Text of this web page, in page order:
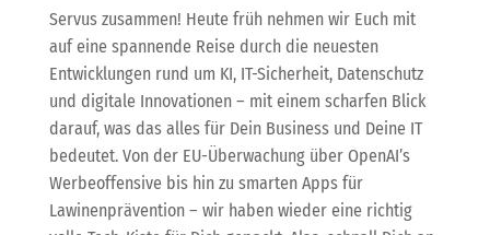
Servus zusammen! Heute früh nehmen wir Euch mit
auf eine spannende Reise durch die neuesten
Entwicklungen rund um KI, IT-Sicherheit, Datenschutz
und digitale Innovationen – mit einem scharfen Blick
darauf, was das alles für Dein Business und Deine IT
bedeutet. Von der EU-Überwachung über OpenAI’s
Werbeoffensive bis hin zu smarten Apps für
Lawinenprävention – wir haben wieder eine richtig